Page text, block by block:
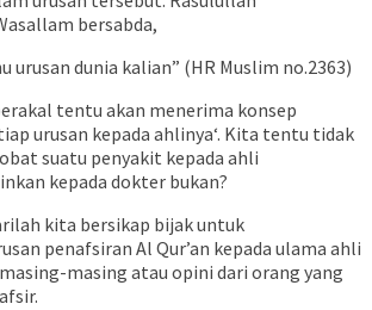
bersabda,
urusan dunia kalian” (HR Muslim no.2363)
tentu akan menerima konsep
urusan kepada ahlinya‘. Kita tentu tidak
suatu penyakit kepada ahli
kepada dokter bukan?
kita bersikap bijak untuk
penafsiran Al Qur’an kepada ulama ahli
masing atau opini dari orang yang